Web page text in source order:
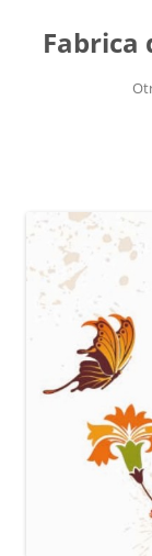
Fabrica